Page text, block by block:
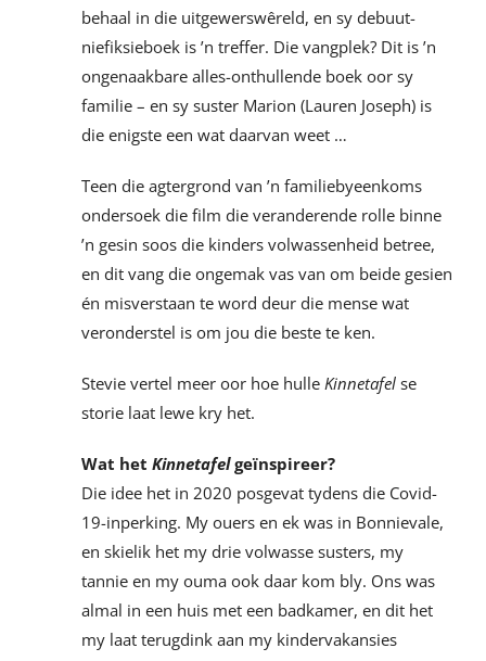
behaal in die uitgewerswêreld, en sy debuut-
niefiksieboek is ’n treffer. Die vangplek? Dit is ’n
ongenaakbare alles-onthullende boek oor sy
familie – en sy suster Marion (Lauren Joseph) is
die enigste een wat daarvan weet …
Teen die agtergrond van ’n familiebyeenkoms
ondersoek die film die veranderende rolle binne
’n gesin soos die kinders volwassenheid betree,
en dit vang die ongemak vas van om beide gesien
én misverstaan te word deur die mense wat
veronderstel is om jou die beste te ken.
Stevie vertel meer oor hoe hulle Kinnetafelse
storie laat lewe kry het.
Wat het Kinnetafelgeïnspireer?
Die idee het in 2020 posgevat tydens die Covid-
19-inperking. My ouers en ek was in Bonnievale,
en skielik het my drie volwasse susters, my
tannie en my ouma ook daar kom bly. Ons was
almal in een huis met een badkamer, en dit het
my laat terugdink aan my kindervakansies